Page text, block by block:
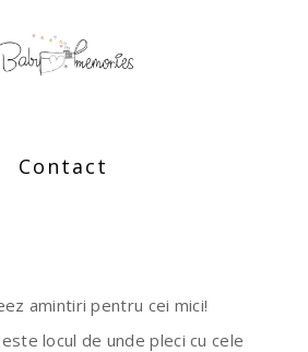
Contact
amintiri pentru cei mici!
este locul de unde pleci cu cele